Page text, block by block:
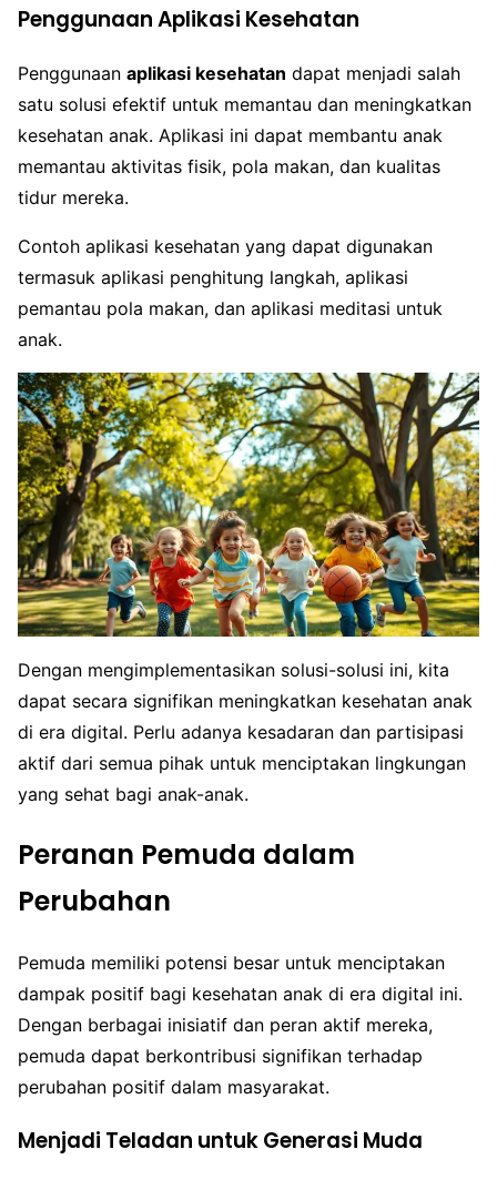
Penggunaan Aplikasi Kesehatan
Penggunaan aplikasi kesehatan dapat menjadi salah
satu solusi efektif untuk memantau dan meningkatkan
kesehatan anak. Aplikasi ini dapat membantu anak
memantau aktivitas fisik, pola makan, dan kualitas
tidur mereka.
Contoh aplikasi kesehatan yang dapat digunakan
termasuk aplikasi penghitung langkah, aplikasi
pemantau pola makan, dan aplikasi meditasi untuk
anak.
Dengan mengimplementasikan solusi-solusi ini, kita
dapat secara signifikan meningkatkan kesehatan anak
di era digital. Perlu adanya kesadaran dan partisipasi
aktif dari semua pihak untuk menciptakan lingkungan
yang sehat bagi anak-anak.
Peranan Pemuda dalam
Perubahan
Pemuda memiliki potensi besar untuk menciptakan
dampak positif bagi kesehatan anak di era digital ini.
Dengan berbagai inisiatif dan peran aktif mereka,
pemuda dapat berkontribusi signifikan terhadap
perubahan positif dalam masyarakat.
Menjadi Teladan untuk Generasi Muda